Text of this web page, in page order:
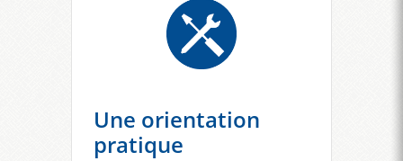
Une orientation
pratique